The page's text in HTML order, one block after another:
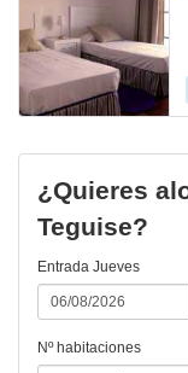
¿Quieres
Teguise?
Entrada Jueves
Nº habitaciones